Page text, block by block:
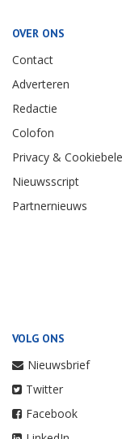
OVER ONS
Contact
Adverteren
Redactie
Colofon
Privacy &
Nieuwsscript
Partnernieuws
VOLG ONS
Nieuwsbrief
Twitter
Facebook